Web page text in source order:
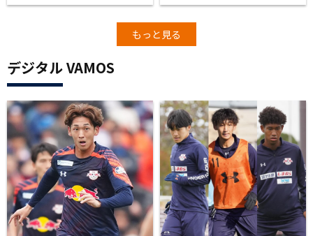
もっと見る
デジタル VAMOS